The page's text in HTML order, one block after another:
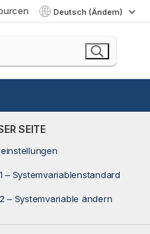
Deutsch (Ändern)
SEITE
– Systemvariablenstandard
– Systemvariable ändern